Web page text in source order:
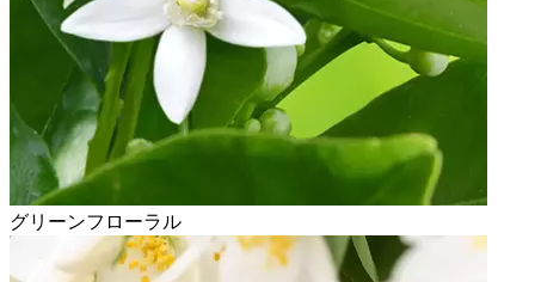
グリーンフローラル